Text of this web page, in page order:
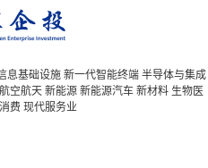
息基础设施 新一代智能终端 半导体与集成
航空航天 新能源 新能源汽车 新材料 生物医
费 现代服务业